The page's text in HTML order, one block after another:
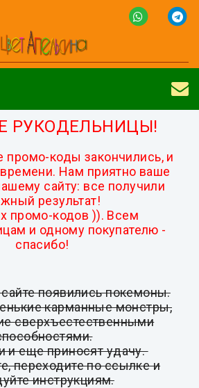
РУКОДЕЛЬНИЦЫ!
промо-коды закончились, и
Нам приятно ваше
сайту: все получили
результат!
промо-кодов )). Всем
и одному покупателю -
спасибо!
сайте появились покемоны.
карманные монстры,
сверхъестественными
и еще приносят удачу.
переходите по ссылке и
инструкциям.